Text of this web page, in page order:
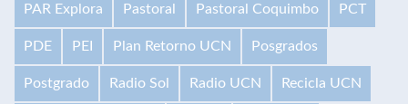
PAR Explora Pastoral Pastoral Coquimbo PCT
PDE PEI Plan Retorno UCN Posgrados
Postgrado Radio Sol Radio UCN Recicla UCN